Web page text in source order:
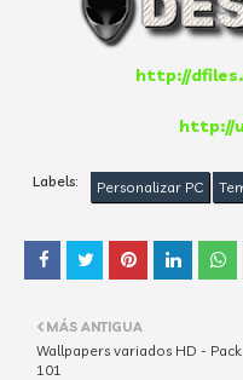
http://
http://
Labels: Personalizar PC
MÁS ANTIGUA
Wallpapers variados HD - Pack
101